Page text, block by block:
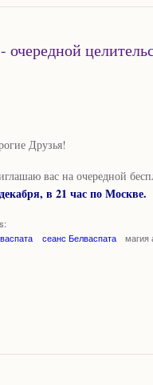
Друзья!
вас на очередной
в 21 час по Москве.
сеанс Белваспата магия